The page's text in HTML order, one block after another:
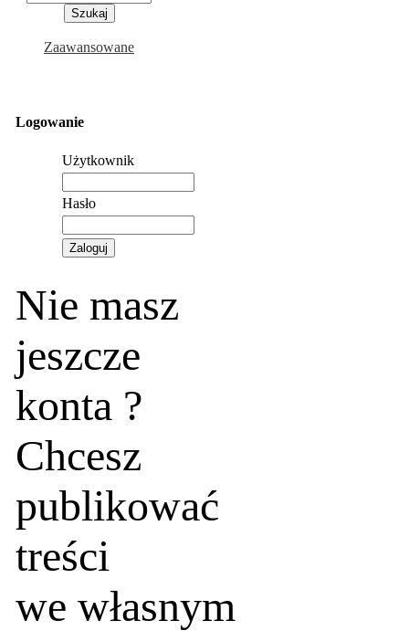
Zaawansowane
Logowanie
Użytkownik
Hasło
Nie masz
jeszcze
konta ?
Chcesz
publikować
treści
we własnym